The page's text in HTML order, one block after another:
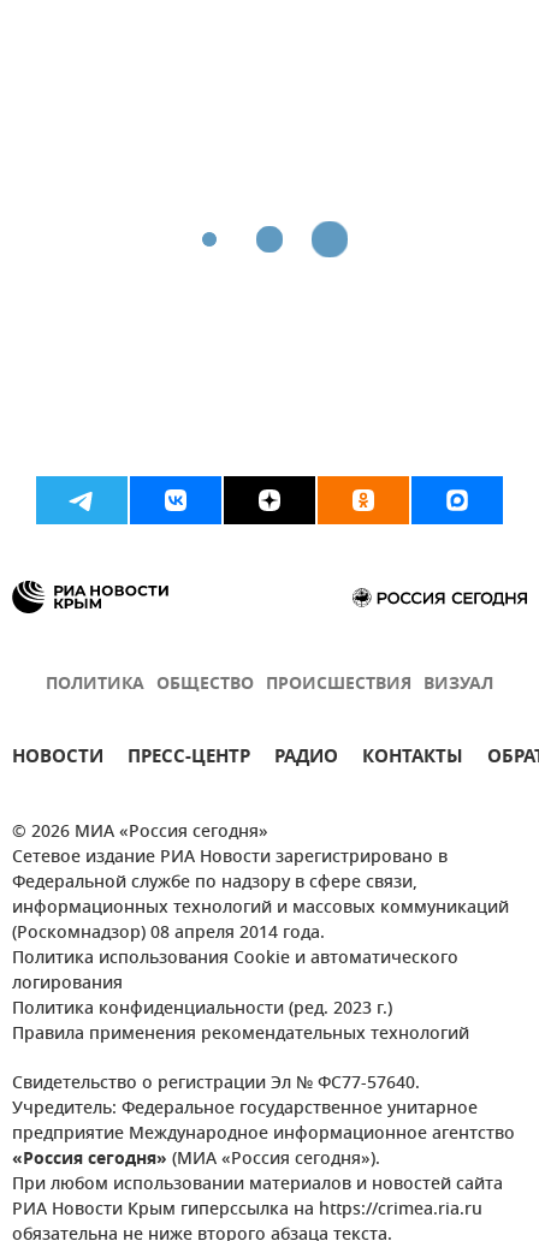
ПОЛИТИКА ОБЩЕСТВО ПРОИСШЕСТВИЯ ВИЗУАЛ
НОВОСТИ ПРЕСС-ЦЕНТР РАДИО КОНТАКТЫ
© 2026 МИА «Россия сегодня»
Сетевое издание РИА Новости зарегистрировано в
Федеральной службе по надзору в сфере связи,
информационных технологий и массовых коммуникаций
(Роскомнадзор) 08 апреля 2014 года.
Политика использования Cookie и автоматического
логирования
Политика конфиденциальности (ред. 2023 г.)
Правила применения рекомендательных технологий
Свидетельство о регистрации Эл № ФС77-57640.
Учредитель: Федеральное государственное унитарное
предприятие Международное информационное агентство
«Россия сегодня» (МИА «Россия сегодня»).
При любом использовании материалов и новостей сайта
РИА Новости Крым гиперссылка на https://crimea.ria.ru